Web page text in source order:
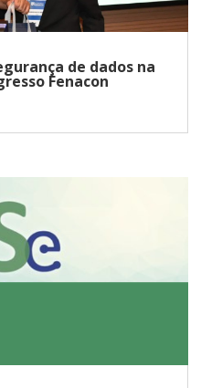
de dados na
Fenacon